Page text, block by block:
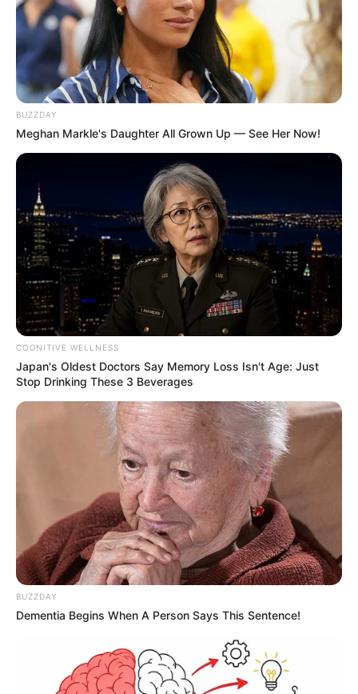
BUZZDAY
Meghan Markle's Daughter All Grown Up — See Her Now!
COGNITIVE WELLNESS
Japan's Oldest Doctors Say Memory Loss Isn't Age: Just
Stop Drinking These 3 Beverages
BUZZDAY
Dementia Begins When A Person Says This Sentence!